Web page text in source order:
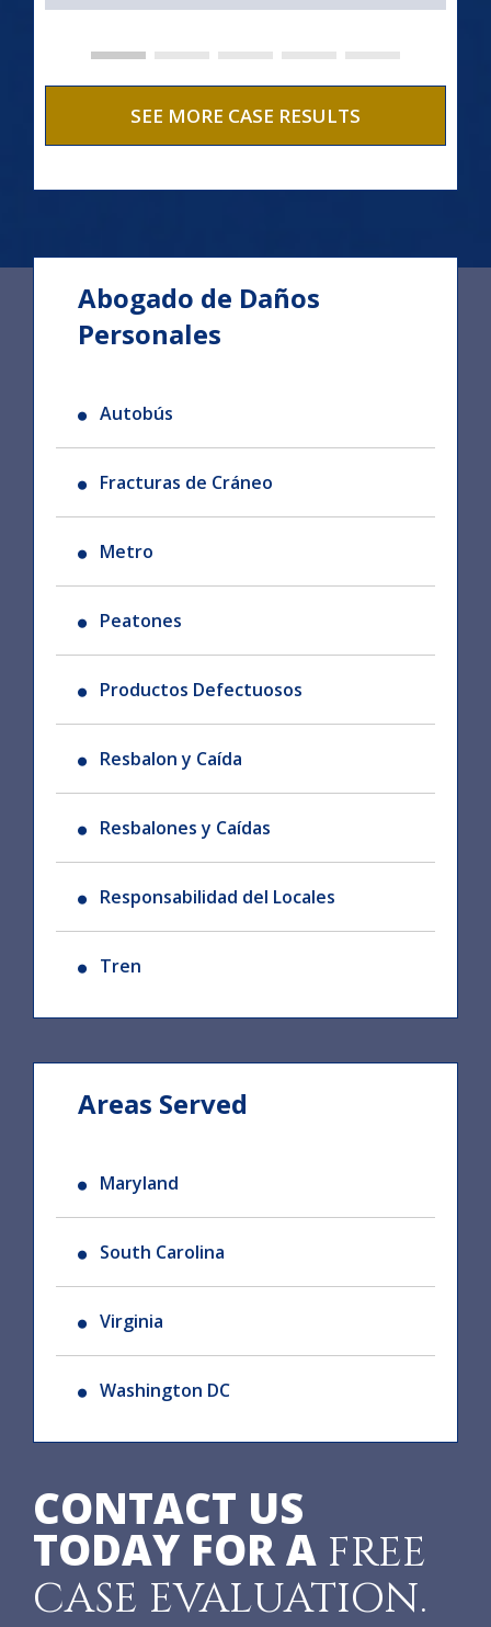
SEE MORE CASE RESULTS
Abogado de Daños
Personales
Autobús
Fracturas de Cráneo
Metro
Peatones
Productos Defectuosos
Resbalon y Caída
Resbalones y Caídas
Responsabilidad del Locales
Tren
Areas Served
Maryland
South Carolina
Virginia
Washington DC
CONTACT US
TODAY FOR A FREE
CASE EVALUATION.